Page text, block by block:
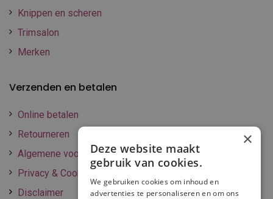
Knippen en scheren
Trimsalon
Merken
Verzenden en betalen
Online betalen
Retourneren
Algemene voorwaarden
Privacy & Cookie policy
Disclaimer
×
Deze website maakt
gebruik van cookies.
We gebruiken cookies om inhoud en
advertenties te personaliseren en om ons